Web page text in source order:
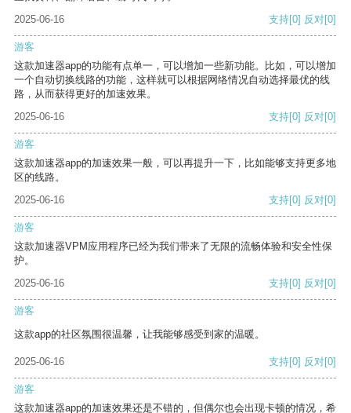
2025-06-16
支持[0] 反对[0]
游客
这款加速器app的功能有点单一，可以增加一些新功能。比如，可以增加
一个自动切换线路的功能，这样就可以根据网络情况自动选择最优的线
路，从而获得更好的加速效果。
2025-06-16
支持[0] 反对[0]
游客
这款加速器app的加速效果一般，可以再提升一下，比如能够支持更多地
区的线路。
2025-06-16
支持[0] 反对[0]
游客
这款加速器VPM应用程序已经为我们带来了无限的流畅体验和安全性保
护。
2025-06-16
支持[0] 反对[0]
游客
这款app的社区氛围很温馨，让我能够感受到家的温暖。
2025-06-16 支持[0] 反对[0]
游客
这款加速器app的加速效果还是不错的，但偶尔也会出现卡顿的情况，希